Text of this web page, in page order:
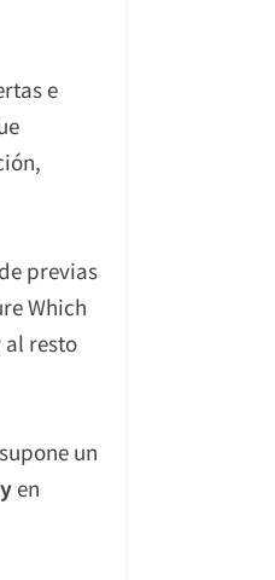
e
previas
Which
al resto
un
en